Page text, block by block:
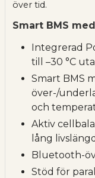
över tid.
Smart BMS
Integrerad
till –30 °C
Smart BMS
över-/
och
Aktiv
lång livslängd
Bluetooth-
Stöd för